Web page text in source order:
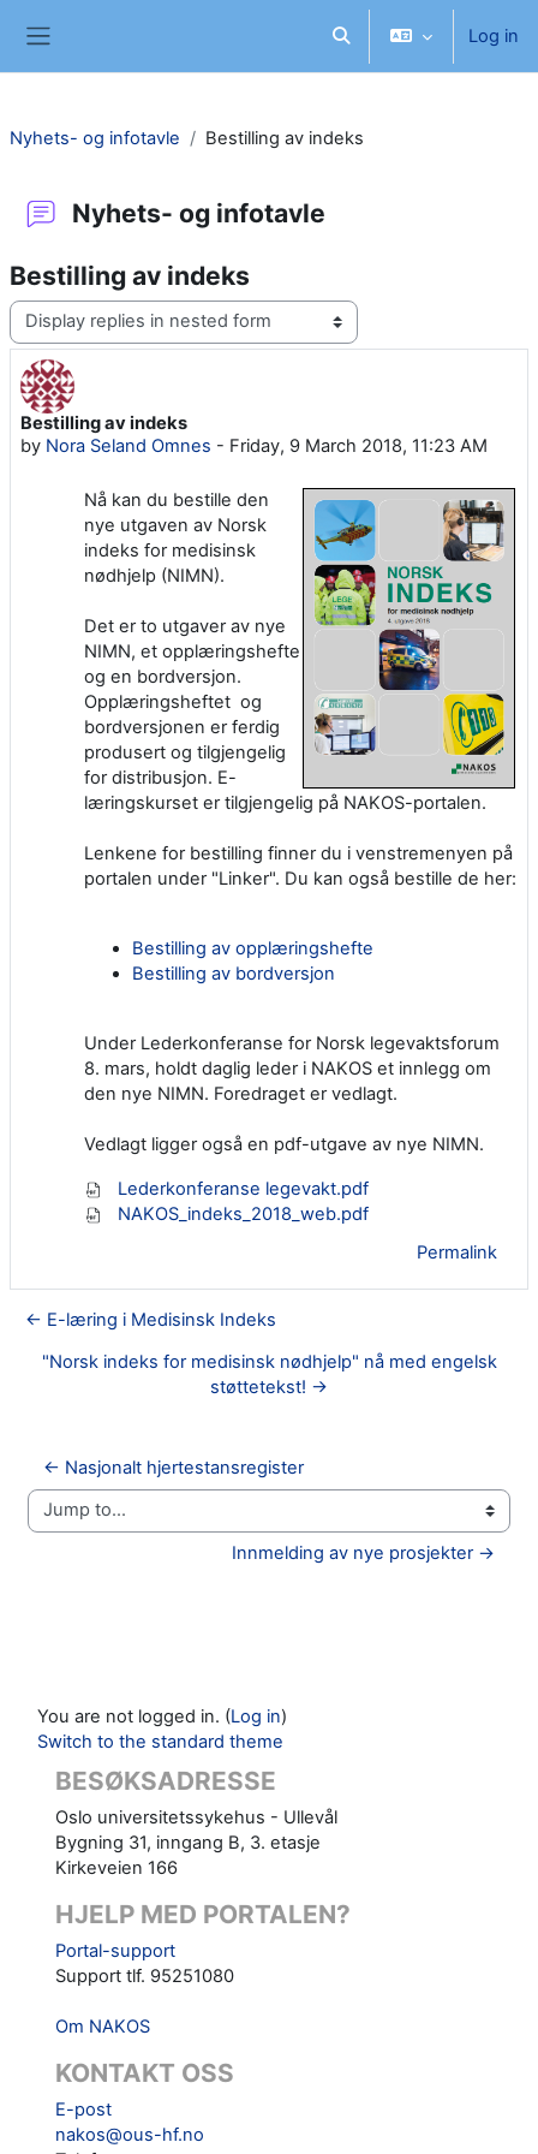
Toggle search inputLog in
Nyhets- og infotavle Bestilling av indeks
Nyhets- og infotavle
Bestilling av indeks
Display mode
Bestilling av indeks
by Nora Seland Omnes - Friday, 9 March 2018, 11:23 AM
Number of replies: 0
Nå kan du bestille den
nye utgaven av Norsk
indeks for medisinsk
nødhjelp (NIMN).
Det er to utgaver av nye
NIMN, et opplæringshefte
og en bordversjon.
Opplæringsheftet og
bordversjonen er ferdig
produsert og tilgjengelig
for distribusjon. E-
læringskurset er tilgjengelig på NAKOS-portalen.
Lenkene for bestilling finner du i venstremenyen på
portalen under "Linker". Du kan også bestille de her:
Bestilling av opplæringshefte
Bestilling av bordversjon
Under Lederkonferanse for Norsk legevaktsforum
8. mars, holdt daglig leder i NAKOS et innlegg om
den nye NIMN. Foredraget er vedlagt.
Vedlagt ligger også en pdf-utgave av nye NIMN.
Lederkonferanse legevakt.pdf
NAKOS_indeks_2018_web.pdf
Permalink
← E-læring i Medisinsk Indeks
"Norsk indeks for medisinsk nødhjelp" nå med engelsk
støttetekst! →
← Nasjonalt hjertestansregister
Jump to...
Innmelding av nye prosjekter →
You are not logged in. (Log in)
Switch to the standard theme
BESØKSADRESSE
Oslo universitetssykehus - Ullevål
Bygning 31, inngang B, 3. etasje
Kirkeveien 166
HJELP MED PORTALEN?
Portal-support
Support tlf. 95251080
Om NAKOS
KONTAKT OSS
E-post
nakos@ous-hf.no